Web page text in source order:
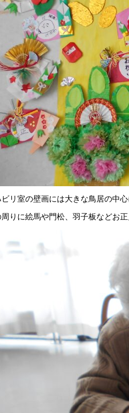
ビリ室の壁画には大きな鳥居の中
周りに絵馬や門松、羽子板などお